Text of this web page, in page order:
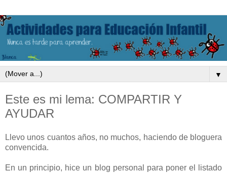
▼
Este es mi lema: COMPARTIR Y
AYUDAR
Llevo unos cuantos años, no muchos, haciendo de bloguera
convencida.
En un principio, hice un blog personal para poner el listado